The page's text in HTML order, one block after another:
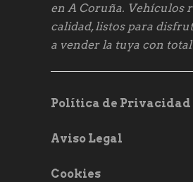
en A Coruña. Vehículos
calidad, listos para
a vender la tuya con
Política de Privacidad
Aviso Legal
Cookies